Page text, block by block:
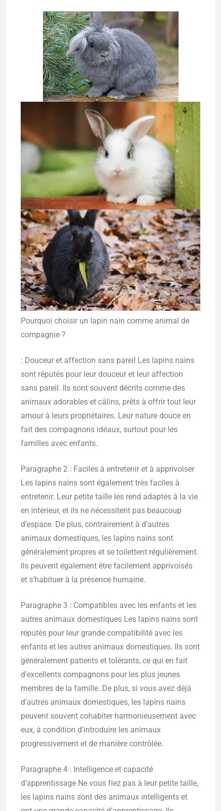
Pourquoi choisir un lapin nain comme animal de
compagnie ?
: Douceur et affection sans pareil Les lapins nains
sont réputés pour leur douceur et leur affection
sans pareil. Ils sont souvent décrits comme des
animaux adorables et câlins, prêts à offrir tout leur
amour à leurs propriétaires. Leur nature douce en
fait des compagnons idéaux, surtout pour les
familles avec enfants.
Paragraphe 2 : Faciles à entretenir et à apprivoiser
Les lapins nains sont également très faciles à
entretenir. Leur petite taille les rend adaptés à la vie
en intérieur, et ils ne nécessitent pas beaucoup
d’espace. De plus, contrairement à d’autres
animaux domestiques, les lapins nains sont
généralement propres et se toilettent régulièrement.
Ils peuvent également être facilement apprivoisés
et s’habituer à la présence humaine.
Paragraphe 3 : Compatibles avec les enfants et les
autres animaux domestiques Les lapins nains sont
réputés pour leur grande compatibilité avec les
enfants et les autres animaux domestiques. Ils sont
généralement patients et tolérants, ce qui en fait
d’excellents compagnons pour les plus jeunes
membres de la famille. De plus, si vous avez déjà
d’autres animaux domestiques, les lapins nains
peuvent souvent cohabiter harmonieusement avec
eux, à condition d’introduire les animaux
progressivement et de manière contrôlée.
Paragraphe 4 : Intelligence et capacité
d’apprentissage Ne vous fiez pas à leur petite taille,
les lapins nains sont des animaux intelligents et